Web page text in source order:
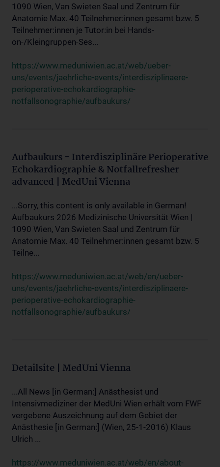
1090 Wien, Van Swieten Saal und Zentrum für
Anatomie Max. 40 Teilnehmer:innen gesamt bzw. 5
Teilnehmer:innen je Tutor:in bei Hands-
on-/Kleingruppen-Ses...
https://www.meduniwien.ac.at/web/ueber-
uns/events/jaehrliche-events/interdisziplinaere-
perioperative-echokardiographie-
notfallsonographie/aufbaukurs/
Aufbaukurs - Interdisziplinäre Perioperative
Echokardiographie & Notfallrefresher
advanced | MedUni Vienna
...Sorry, this content is only available in German!
Aufbaukurs 2026 Medizinische Universität Wien |
1090 Wien, Van Swieten Saal und Zentrum für
Anatomie Max. 40 Teilnehmer:innen gesamt bzw. 5
Teilne...
https://www.meduniwien.ac.at/web/en/ueber-
uns/events/jaehrliche-events/interdisziplinaere-
perioperative-echokardiographie-
notfallsonographie/aufbaukurs/
Detailsite | MedUni Vienna
...All News [in German:] Anästhesist und
Intensivmediziner der MedUni Wien erhält vom FWF
vergebene Auszeichnung auf dem Gebiet der
Anästhesie [in German:] (Wien, 25-1-2016) Klaus
Ulrich ...
https://www.meduniwien.ac.at/web/en/about-